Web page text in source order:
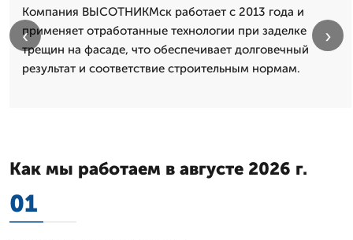
Компания ВЫСОТНИКМск работает с 2013 года и
применяет отработанные технологии при заделке
трещин на фасаде, что обеспечивает долговечный
результат и соответствие строительным нормам.
‹ ›
Как мы работаем в августе 2026 г.
01